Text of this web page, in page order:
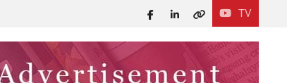
TV
Facebook
LinkedIn
X